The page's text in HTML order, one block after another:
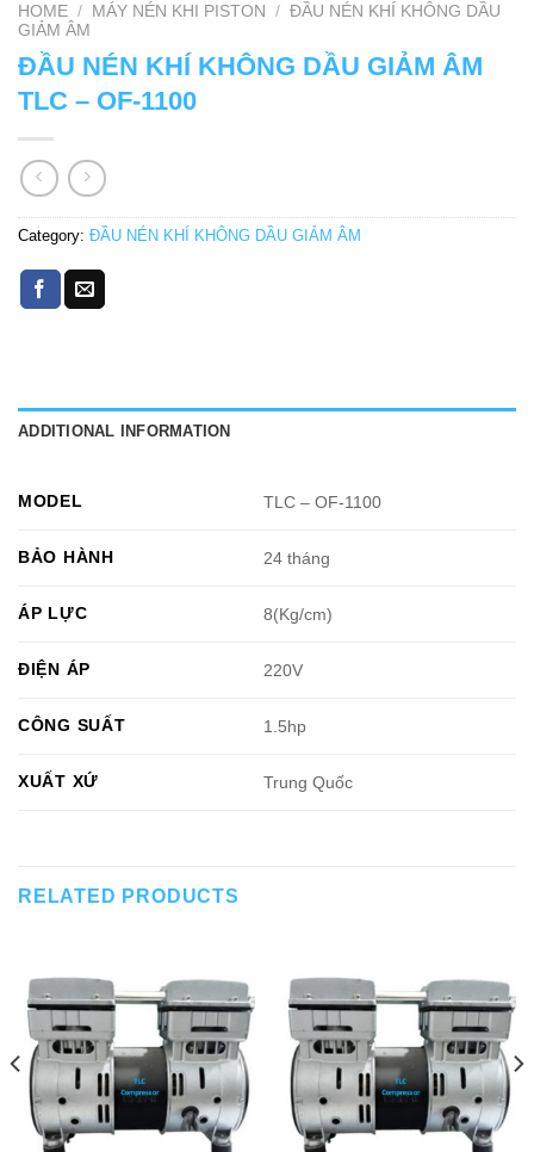
HOME / MÁY NÉN KHI PISTON / ĐẦU NÉN KHÍ KHÔNG DẦU
GIẢM ÂM
ĐẦU NÉN KHÍ KHÔNG DẦU GIẢM ÂM
TLC – OF-1100
Category: ĐẦU NÉN KHÍ KHÔNG DẦU GIẢM ÂM
ADDITIONAL INFORMATION
MODEL TLC – OF-1100
BẢO HÀNH 24 tháng
ÁP LỰC 8(Kg/cm)
ĐIỆN ÁP 220V
CÔNG SUẤT 1.5hp
XUẤT XỨ Trung Quốc
RELATED PRODUCTS